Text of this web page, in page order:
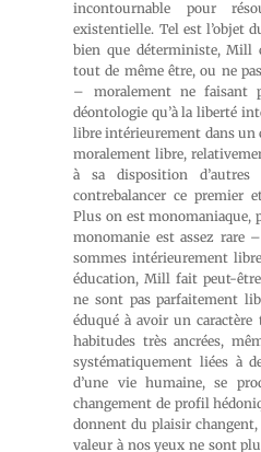
incontournable pour
existentielle. Tel est l’objet
bien que déterministe, Mill
tout de même être, ou ne
– moralement ne faisant
déontologie qu’à la liberté
libre intérieurement dans un
moralement libre,
à sa disposition
contrebalancer ce premier
Plus on est monomaniaque,
monomanie est assez rare
sommes intérieurement
éducation, Mill fait peut-
ne sont pas parfaitement
éduqué à avoir un caractère
habitudes très ancrées,
systématiquement liées à
d’une vie humaine, se
changement de profil
donnent du plaisir
valeur à nos yeux ne sont